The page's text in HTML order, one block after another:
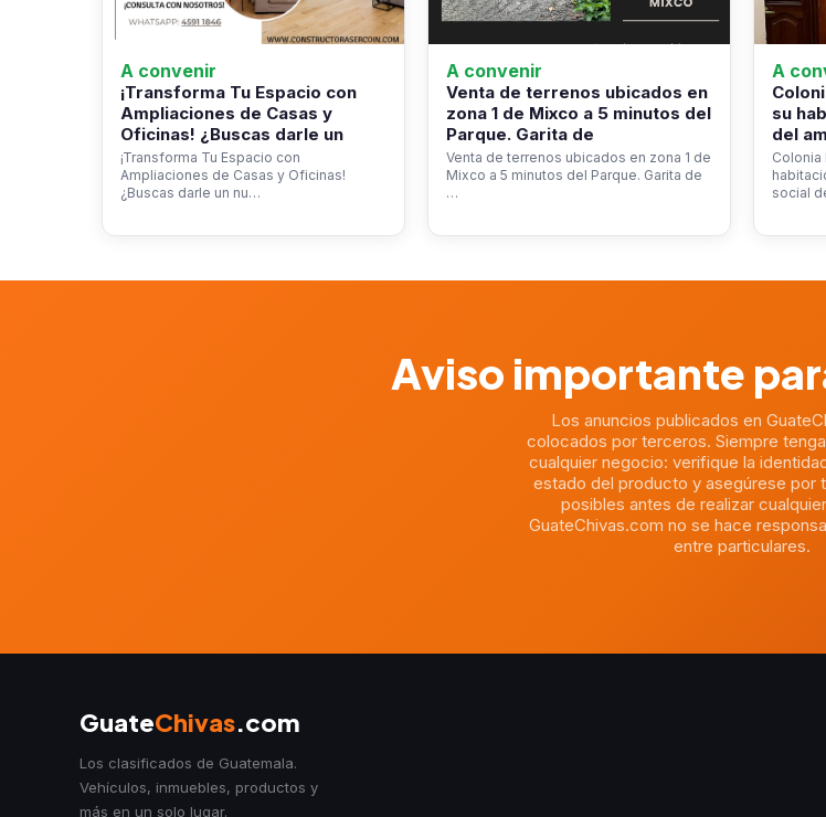
A convenir
¡Transforma Tu Espacio con
Ampliaciones de Casas y
Oficinas! ¿Buscas darle un
¡Transforma Tu Espacio con
Ampliaciones de Casas y Oficinas!
¿Buscas darle un nu…
A convenir
Venta de terrenos ubicados en
zona 1 de Mixco a 5 minutos del
Parque. Garita de
Venta de terrenos ubicados en zona 1 de
Mixco a 5 minutos del Parque. Garita de
…
A
su
del
Colonia
social
Aviso importante
Los anuncios publicados en
colocados por terceros. Siempre
cualquier negocio: verifique la
estado del producto y asegúrese por
posibles antes de realizar
GuateChivas.com no se hace
entre particulares.
GuateChivas.com
Los clasificados de Guatemala.
Vehículos, inmuebles, productos y
más en un solo lugar.